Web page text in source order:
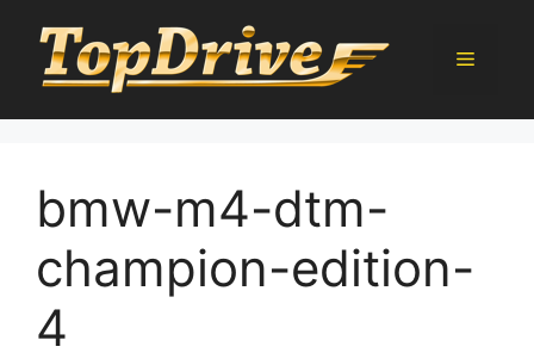
obsah
Menu
bmw-m4-dtm-
champion-edition-
4